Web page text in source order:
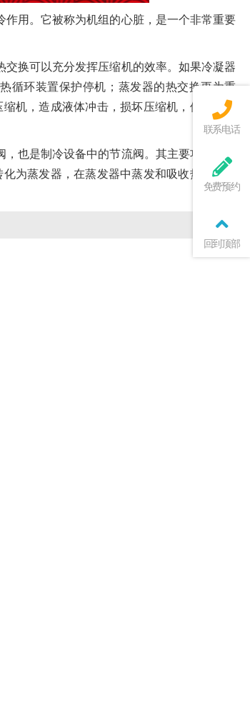
用。它被称为机组的心脏，是一个非常重要
换可以充分发挥压缩机的效率。如果冷凝器
循环装置保护停机；蒸发器的热交换更为重
机，造成液体冲击，损坏压缩机，使整个冷
也是制冷设备中的节流阀。其主要功能是在
为蒸发器，在蒸发器中蒸发和吸收热量，从
联系电话
免费预约
回到顶部